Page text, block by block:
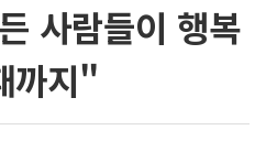
사람들이 행복
까지"